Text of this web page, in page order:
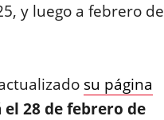
y luego a febrero de
su página
28 de febrero de